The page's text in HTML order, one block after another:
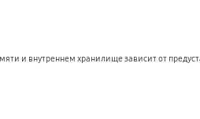
и внутреннем хранилище зависит от